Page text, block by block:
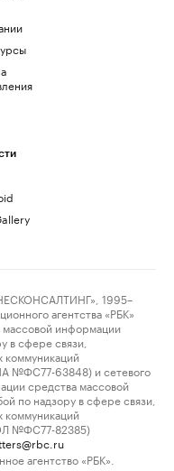
1995–
агентства «РБК»
массовой информации
в сфере связи,
коммуникаций
№ФС77-63848) и сетевого
средства массовой
по надзору в сфере связи,
коммуникаций
№ФС77-82385)
агентство «РБК».